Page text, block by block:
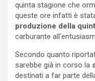
quinta stagione che
queste ore infatti è
produzione della
carburante
Secondo quanto
sarebbe già in corso la
destinati a far parte